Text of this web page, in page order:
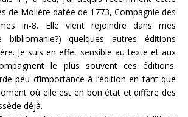
de Molière datée de 1773, Compagnie des
in-8. Elle vient rejoindre dans mes
bibliomanie?) quelques autres éditions
Je suis en effet sensible au texte et aux
le plus souvent ces éditions.
peu d’importance à l’édition en tant que
où elle est en bon état et diffère des
déjà.